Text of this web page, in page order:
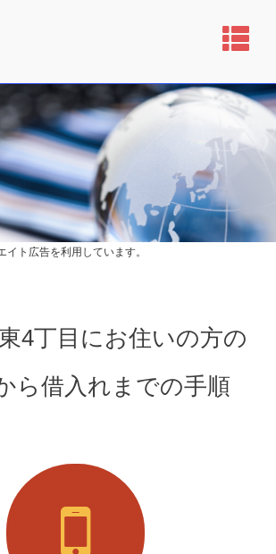
イト広告を利用しています。
4丁目にお住いの方の
ら借入れまでの手順